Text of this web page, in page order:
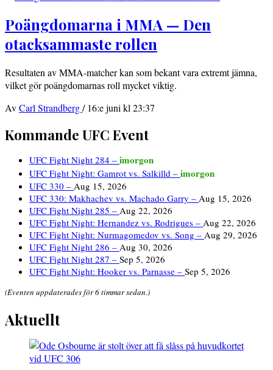
Poängdomarna i MMA — Den
otacksammaste rollen
Resultaten av MMA-matcher kan som bekant vara extremt jämna,
vilket gör poängdomarnas roll mycket viktig.
AvCarl Strandberg/ 16:e juni kl 23:37
Kommande UFC Event
UFC Fight Night 284 – imorgon
UFC Fight Night: Gamrot vs. Salkilld – imorgon
UFC 330 – Aug 15, 2026
UFC 330: Makhachev vs. Machado Garry – Aug 15, 2026
UFC Fight Night 285 – Aug 22, 2026
UFC Fight Night: Hernandez vs. Rodrigues – Aug 22, 2026
UFC Fight Night: Nurmagomedov vs. Song – Aug 29, 2026
UFC Fight Night 286 – Aug 30, 2026
UFC Fight Night 287 – Sep 5, 2026
UFC Fight Night: Hooker vs. Parnasse – Sep 5, 2026
(Eventen uppdaterades för 6 timmar sedan.)
Aktuellt